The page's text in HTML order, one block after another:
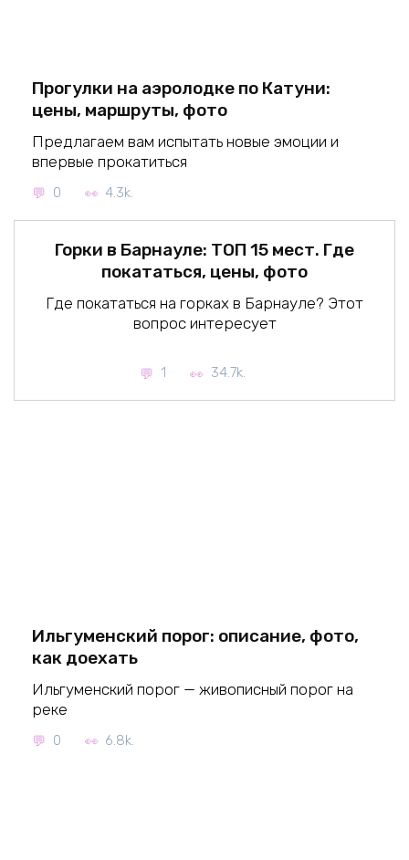
Прогулки на аэролодке по Катуни:
цены, маршруты, фото
Предлагаем вам испытать новые эмоции и
впервые прокатиться
0 4.3k.
Горки в Барнауле: ТОП 15 мест. Где
покататься, цены, фото
Где покататься на горках в Барнауле? Этот
вопрос интересует
1 34.7k.
Ильгуменский порог: описание, фото,
как доехать
Ильгуменский порог — живописный порог на
реке
0 6.8k.